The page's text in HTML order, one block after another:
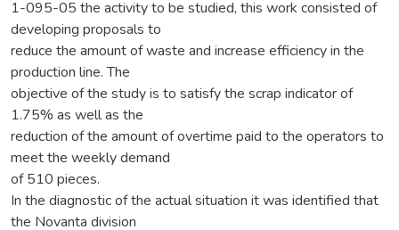
1-095-05 the activity to be studied, this work consisted of
developing proposals to
reduce the amount of waste and increase efficiency in the
production line. The
objective of the study is to satisfy the scrap indicator of
1.75% as well as the
reduction of the amount of overtime paid to the operators to
meet the weekly demand
of 510 pieces.
In the diagnostic of the actual situation it was identified that
the Novanta division